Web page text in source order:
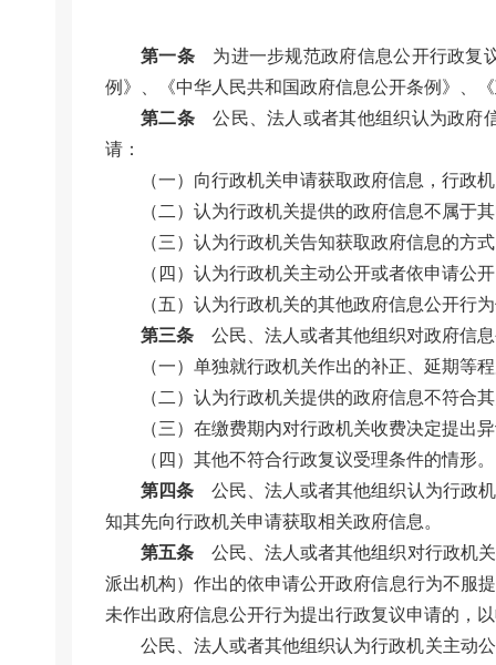
第一条为进一步规范政府信息公开行政复
例》、《中华人民共和国政府信息公开条例》、
第二条公民、法人或者其他组织认为政府
请：
（一）向行政机关申请获取政府信息，行政
（二）认为行政机关提供的政府信息不属于
（三）认为行政机关告知获取政府信息的方
（四）认为行政机关主动公开或者依申请公
（五）认为行政机关的其他政府信息公开行
第三条 公民、法人或者其他组织对政府信
（一）单独就行政机关作出的补正、延期等
（二）认为行政机关提供的政府信息不符合
（三）在缴费期内对行政机关收费决定提出
（四）其他不符合行政复议受理条件的情形。
第四条 公民、法人或者其他组织认为行政
知其先向行政机关申请获取相关政府信息。
第五条 公民、法人或者其他组织对行政机
派出机构）作出的依申请公开政府信息行为不服
未作出政府信息公开行为提出行政复议申请的，
公民、法人或者其他组织认为行政机关主动